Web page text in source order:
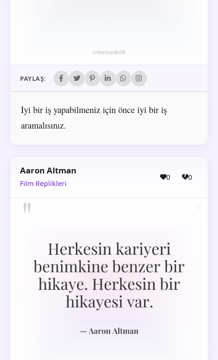
PAYLAŞ:
İyi bir iş yapabilmeniz için önce iyi bir iş
aramalısınız.
Aaron Altman
Film Replikleri
0 0